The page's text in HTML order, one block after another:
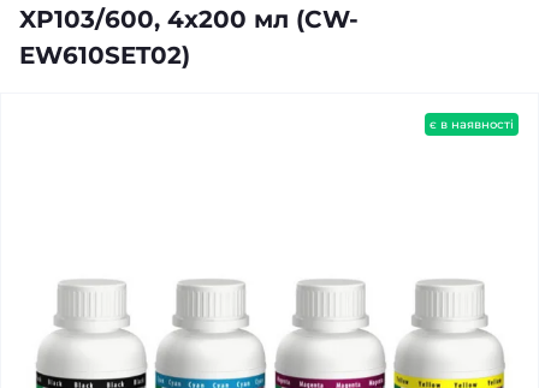
XP103/600, 4x200 мл (CW-
EW610SET02)
є в наявності